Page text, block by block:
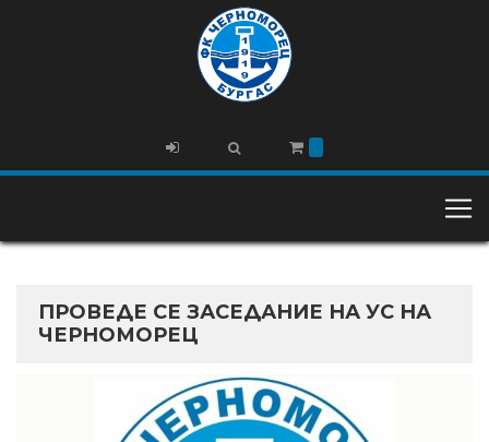
ПРОВЕДЕ СЕ ЗАСЕДАНИЕ НА УС НА
ЧЕРНОМОРЕЦ